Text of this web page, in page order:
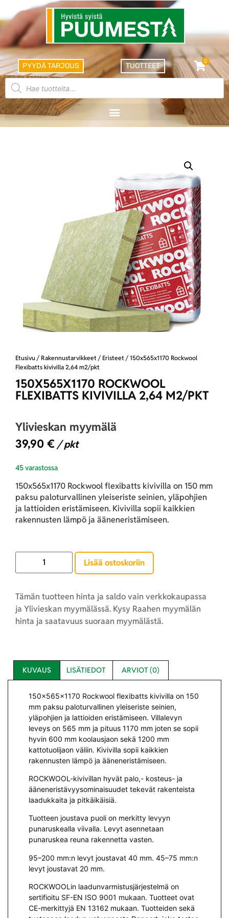
PYYDÄ TARJOUS TUOTTEET
0
Etusivu / Rakennustarvikkeet / Eristeet / 150x565x1170 Rockwool
Flexibatts kivivilla 2,64 m2/pkt
150X565X1170 ROCKWOOL
FLEXIBATTS KIVIVILLA 2,64 M2/PKT
Ylivieskan myymälä
39,90 € / pkt
45 varastossa
150x565x1170 Rockwool flexibatts kivivilla on 150 mm
paksu paloturvallinen yleiseriste seinien, yläpohjien
ja lattioiden eristämiseen. Kivivilla sopii kaikkien
rakennusten lämpö ja ääneneristämiseen.
Lisää ostoskoriin
Tämän tuotteen hinta ja saldo vain verkkokaupassa
ja Ylivieskan myymälässä. Kysy Raahen myymälän
hinta ja saatavuus suoraan myymälästä.
KUVAUS LISÄTIEDOT ARVIOT (0)
150x565x1170 Rockwool flexibatts kivivilla on 150
mm paksu paloturvallinen yleiseriste seinien,
yläpohjien ja lattioiden eristämiseen. Villalevyn
leveys on 565 mm ja pituus 1170 mm joten se sopii
hyvin 600 mm koolausjaon sekä 1200 mm
kattotuolijaon väliin. Kivivilla sopii kaikkien
rakennusten lämpö ja ääneneristämiseen.
ROCKWOOL-kivivillan hyvät palo,- kosteus- ja
ääneneristävyysominaisuudet tekevät rakenteista
laadukkaita ja pitkäikäisiä.
Tuotteen joustava puoli on merkitty levyyn
punaruskealla viivalla. Levyt asennetaan
punaruskea reuna rakennetta vasten.
95–200 mm:n levyt joustavat 40 mm. 45–75 mm:n
levyt joustavat 20 mm.
ROCKWOOLin laadunvarmistusjärjestelmä on
sertifioitu SF-EN ISO 9001 mukaan. Tuotteet ovat
CE-merkittyjä EN 13162 mukaan. Tuotteiden sekä